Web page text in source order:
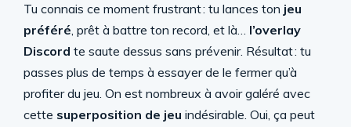
Tu connais ce moment frustrant : tu lances ton jeu
préféré, prêt à battre ton record, et là… l’overlay
Discord te saute dessus sans prévenir. Résultat : tu
passes plus de temps à essayer de le fermer qu’à
profiter du jeu. On est nombreux à avoir galéré avec
cette superposition de jeu indésirable. Oui, ça peut